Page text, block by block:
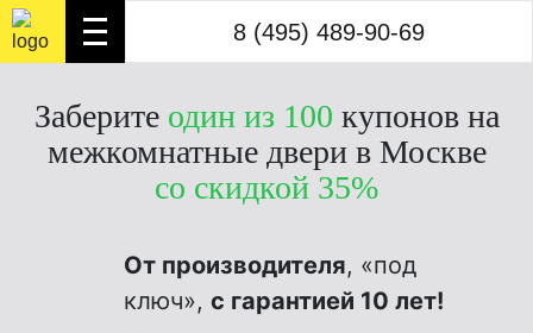
8 (495) 489-90-69
3
Заберите один из 100 купонов на
межкомнатные двери в Москве
со скидкой 35%
От производителя, «под
ключ», с гарантией 10 лет!